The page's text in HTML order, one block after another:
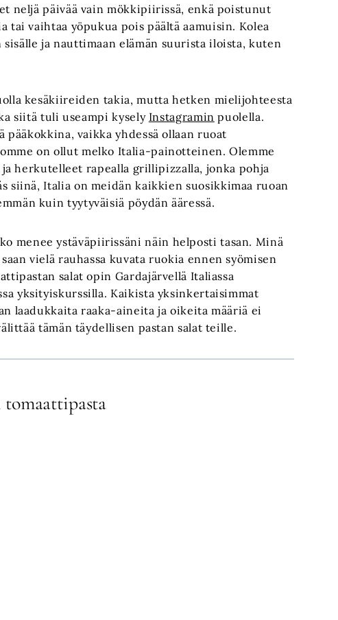
neljä päivää vain mökkipiirissä, enkä poistunut
tai vaihtaa yöpukua pois päältä aamuisin. Kolea
ja nauttimaan elämän suurista iloista, kuten
kesäkiireiden takia, mutta hetken mielijohteesta
siitä tuli useampi kysely Instagramin puolella.
vaikka yhdessä ollaan ruoat
on ollut melko Italia-painotteinen. Olemme
herkutelleet rapealla grillipizzalla, jonka pohja
siinä, Italia on meidän kaikkien suosikkimaa ruoan
kuin tyytyväisiä pöydän ääressä.
menee ystäväpiirissäni näin helposti tasan. Minä
vielä rauhassa kuvata ruokia ennen syömisen
salat opin Gardajärvellä Italiassa
yksityiskurssilla. Kaikista yksinkertaisimmat
laadukkaita raaka-aineita ja oikeita määriä ei
tämän täydellisen pastan salat teille.